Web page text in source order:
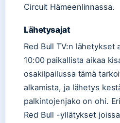
Circuit Hämeenlinnassa.
Lähetysajat
Red Bull TV:n
10:00 paikallista aikaa
osakilpailussa tämä
alkamista, ja lähetys
palkintojenjako on ohi.
Red Bull -yllätykset